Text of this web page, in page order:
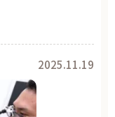
2025.11.19